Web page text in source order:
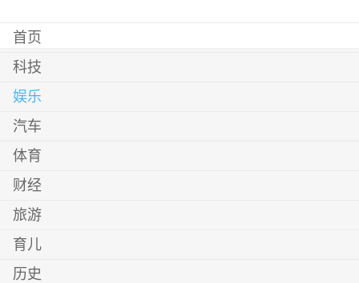
首页
科技
娱乐
汽车
体育
财经
旅游
育儿
历史